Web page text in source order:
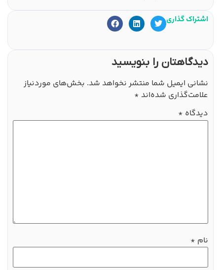
اشتراک گذاری
دیدگاهتان را بنویسید
نشانی ایمیل شما منتشر نخواهد شد. بخش‌های موردنیاز
علامت‌گذاری شده‌اند *
دیدگاه *
نام *